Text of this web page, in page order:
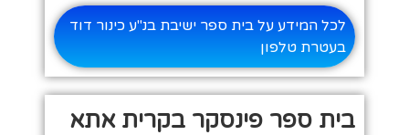
לכל המידע על בית ספר ישיבת בנ"ע כינור דוד
בעטרת טלפון
בית ספר פינסקר בקרית אתא